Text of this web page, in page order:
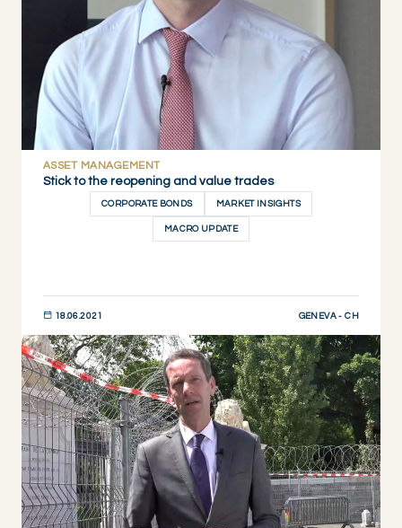
ASSET MANAGEMENT
Stick to the reopening and value trades
CORPORATE BONDS MARKET INSIGHTS
MACRO UPDATE
18.06.2021 GENEVA - CH
JETZT ENTDECKEN